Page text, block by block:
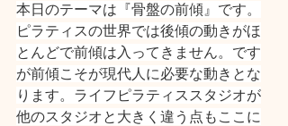
本日のテーマは『骨盤の前傾』です。
ピラティスの世界では後傾の動きがほ
とんどで前傾は入ってきません。です
が前傾こそが現代人に必要な動きとな
ります。ライフピラティススタジオが
他のスタジオと大きく違う点もここに